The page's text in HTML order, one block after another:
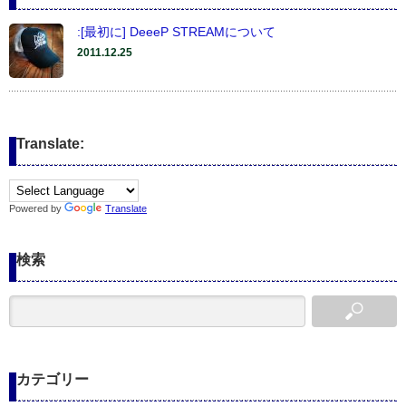
:[最初に] DeeeP STREAMについて
2011.12.25
Translate:
Powered by Translate
検索
カテゴリー